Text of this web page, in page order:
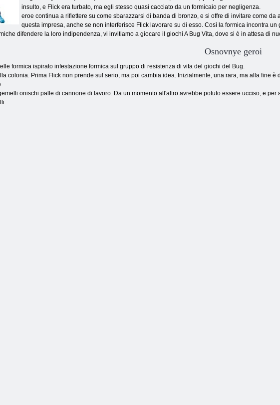
insulto, e Flick era turbato, ma egli stesso quasi cacciato da un formicaio per negligenza.
eroe continua a riflettere su come sbarazzarsi di banda di bronzo, e si offre di invitare come
questa impresa, anche se non interferisce Flick lavorare su di esso. Così la formica incontra
difendere la loro indipendenza, vi invitiamo a giocare il giochi A Bug Vita, dove si è in attesa di
Osnovnye geroi
formica ispirato infestazione formica sul gruppo di resistenza di vita del giochi del Bug.
colonia. Prima Flick non prende sul serio, ma poi cambia idea. Inizialmente, una rara, ma alla fine è
onischi palle di cannone di lavoro. Da un momento all'altro avrebbe potuto essere ucciso, e